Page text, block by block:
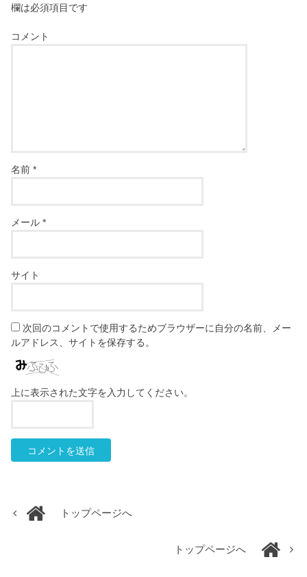
欄は必須項目です
コメント
名前*
メール*
サイト
次回のコメントで使用するためブラウザーに自分の名前、メー
ルアドレス、サイトを保存する。
上に表示された文字を入力してください。
トップページへ
トップページへ